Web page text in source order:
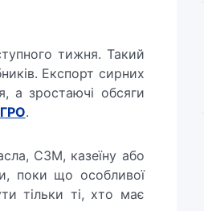
тижня. Такий
Експорт сирних
а зростаючі обсяги
.
СЗМ, казеїну або
поки що особливої
тільки ті, хто має